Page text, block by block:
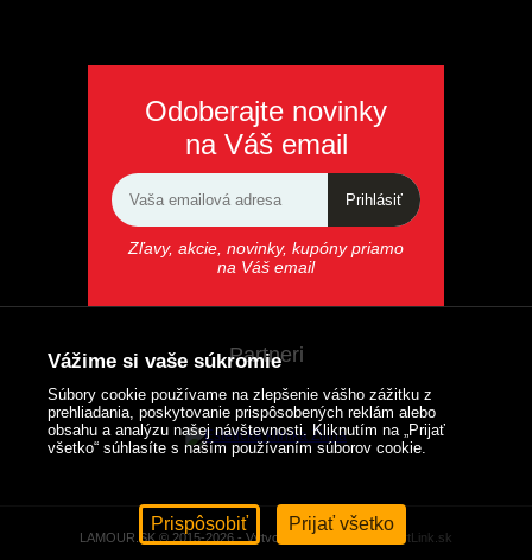
Vážime si vaše súkromie
Súbory cookie používame na zlepšenie vášho zážitku z
prehliadania, poskytovanie prispôsobených reklám alebo
obsahu a analýzu našej návštevnosti. Kliknutím na „Prijať
všetko“ súhlasíte s naším používaním súborov cookie.
Prispôsobiť Prijať všetko
Odoberajte novinky
na Váš email
Prihlásiť
Zľavy, akcie, novinky, kupóny priamo
na Váš email
Partneri
LAMOUR.SK © 2015-2026 - Vytvorené s pomocou SmartLink.sk